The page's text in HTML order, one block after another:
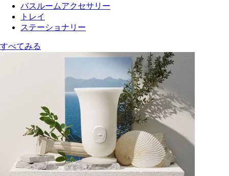
バスルームアクセサリー
トレイ
ステーショナリー
すべてみる